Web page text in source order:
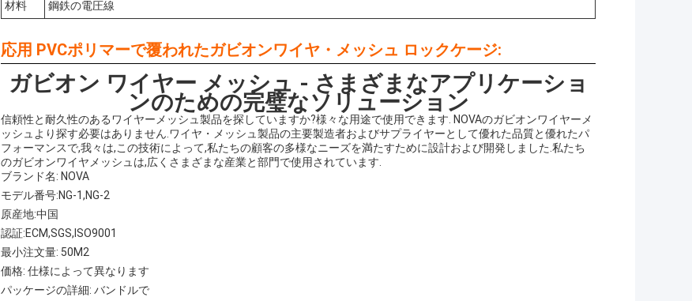
材料 鋼鉄の電圧線
応用 PVCポリマーで覆われたガビオンワイヤ・メッシュ ロックケージ:
ガビオン ワイヤー メッシュ - さまざまなアプリケーショ
ンのための完璧なソリューション
信頼性と耐久性のあるワイヤーメッシュ製品を探していますか?様々な用途で使用できます. NOVAのガビオンワイヤーメ
ッシュより探す必要はありません.ワイヤ・メッシュ製品の主要製造者およびサプライヤーとして優れた品質と優れたパ
フォーマンスで,我々は,この技術によって,私たちの顧客の多様なニーズを満たすために設計および開発しました.私たち
のガビオンワイヤメッシュは,広くさまざまな産業と部門で使用されています.
ブランド名: NOVA
モデル番号:NG-1,NG-2
原産地:中国
認証:ECM,SGS,ISO9001
最小注文量: 50M2
価格: 仕様によって異なります
パッケージの詳細: バンドルで